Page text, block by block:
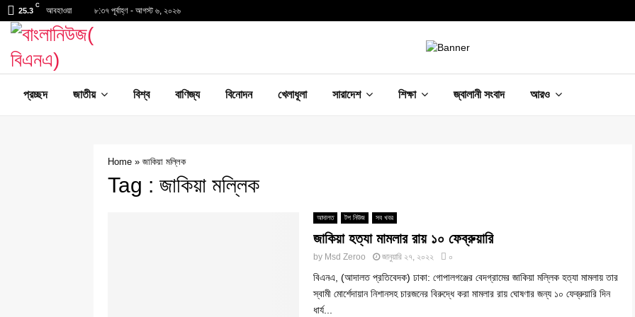
25.3
C
আবহাওয়া ৮:৩৭ পূর্বাহ্ণ - আগস্ট ৬, ২০২৬
প্রচ্ছদ জাতীয় বিশ্ব বাণিজ্য বিনোদন খেলাধূলা সারাদেশ শিক্ষা জ্বালানী সংবাদ আরও
Home » জাকিয়া মল্লিক
Tag : জাকিয়া মল্লিক
আদালত টপ নিউজ সব খবর
জাকিয়া হত্যা মামলার রায় ১০ ফেব্রুয়ারি
by Msd Zeroo জানুয়ারি ২৭, ২০২২ ০
বিএনএ, (আদালত প্রতিবেদক) ঢাকা: গোপালগঞ্জের বেদগ্রামের জাকিয়া মল্লিক হত্যা মামলায় তার
স্বামী মোর্শেদায়ান নিশানসহ চারজনের বিরুদ্ধে করা মামলার রায় ঘোষণার জন্য ১০ ফেব্রুয়ারি দিন
ধার্য...